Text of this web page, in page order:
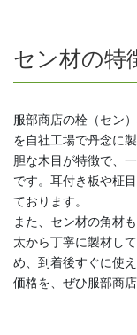
セン材の特
服部商店の栓（セン
を自社工場で丹念に
胆な木目が特徴で、
です。耳付き板や柾
ております。
また、セン材の角材
太から丁寧に製材し
め、到着後すぐに使
価格を、ぜひ服部商